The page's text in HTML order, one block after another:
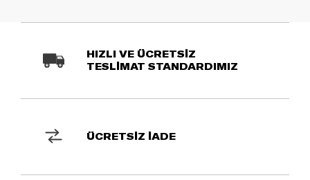
HIZLI VE ÜCRETSİZ
TESLİMAT STANDARDIMIZ
ÜCRETSİZ İADE